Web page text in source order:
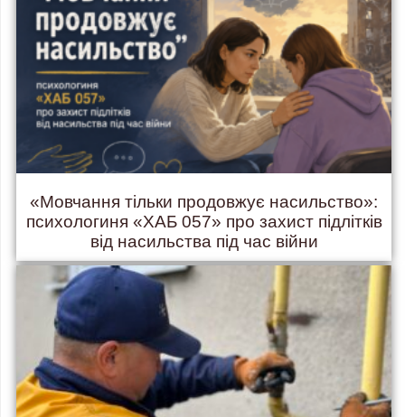
«Мовчання тільки продовжує насильство»:
психологиня «ХАБ 057» про захист підлітків
від насильства під час війни